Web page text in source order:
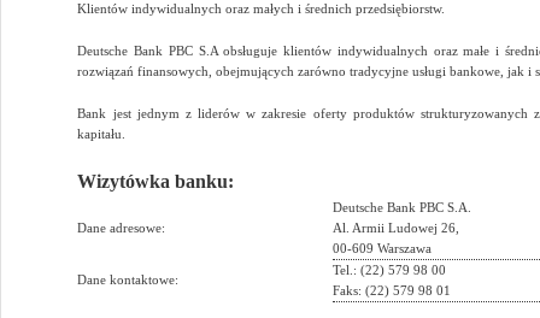
Klientów indywidualnych oraz małych i średnich przedsiębiorstw.
Deutsche Bank PBC S.A obsługuje klientów indywidualnych oraz małe i
rozwiązań finansowych, obejmujących zarówno tradycyjne usługi bankowe, jak i
Bank jest jednym z liderów w zakresie oferty produktów strukturyzowanych
kapitału.
Wizytówka banku:
Dane adresowe:
Deutsche Bank PBC S.A.
Al. Armii Ludowej 26,
00-609 Warszawa
Dane kontaktowe:
Tel.: (22) 579 98 00
Faks: (22) 579 98 01